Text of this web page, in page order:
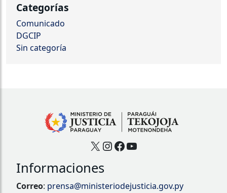
Categorías
Comunicado
DGCIP
Sin categoría
X Instagram
Facebook
YouTube
Informaciones
Correo: prensa@ministeriodejusticia.gov.py